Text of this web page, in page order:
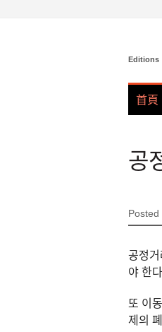
Editions
首頁
공
공정
야 한
또 이
제의